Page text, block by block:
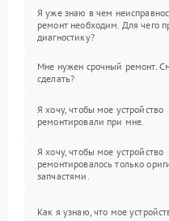
Я уже знаю в чем
ремонт необходим. Для чего
диагностику?
Мне нужен срочный ремонт.
сделать?
Я хочу, чтобы мое устройство
ремонтировали при мне.
Я хочу, чтобы мое устройство
ремонтировалось только
запчастями.
Как я узнаю, что мое